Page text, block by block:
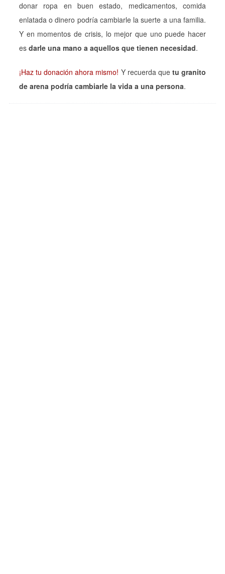
donar ropa en buen estado, medicamentos, comida
enlatada o dinero podría cambiarle la suerte a una familia.
Y en momentos de crisis, lo mejor que uno puede hacer
es darle una mano a aquellos que tienen necesidad.
¡Haz tu donación ahora mismo! Y recuerda que tu granito
de arena podría cambiarle la vida a una persona.